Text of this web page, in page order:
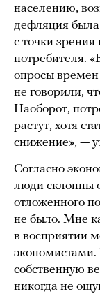
населению,
дефляция
с точки зрения
потребителя.
опросы
не говорили,
Наоборот,
растут, хотя
снижение», —
Согласно
люди склонны
отложенного
не было. Мне
в восприятии
экономистами.
собственную
никогда не